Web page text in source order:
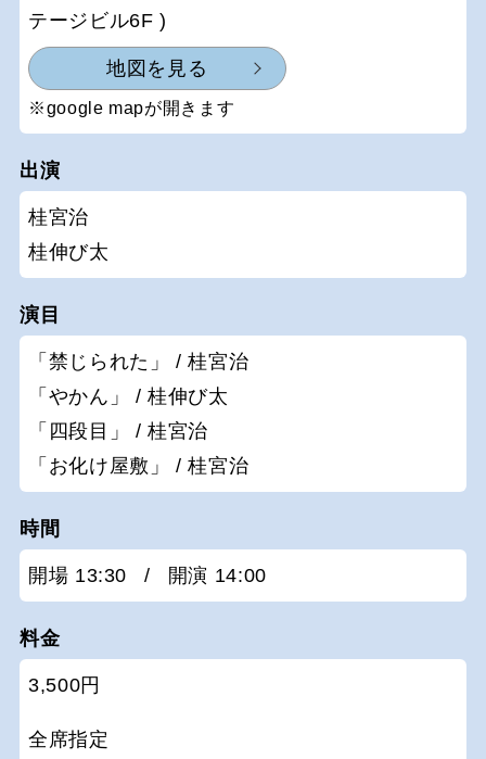
テージビル6F )
地図を見る
※google mapが開きます
出演
桂宮治
桂伸び太
演目
「禁じられた」 / 桂宮治
「やかん」 / 桂伸び太
「四段目」 / 桂宮治
「お化け屋敷」 / 桂宮治
時間
開場 13:30 / 開演 14:00
料金
3,500円
全席指定